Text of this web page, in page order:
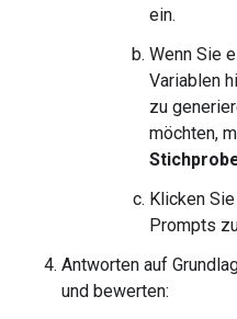
ein.
Wenn Sie
Variablen
zu
möchten,
Klicken
Prompts
Antworten auf
und bewerten: